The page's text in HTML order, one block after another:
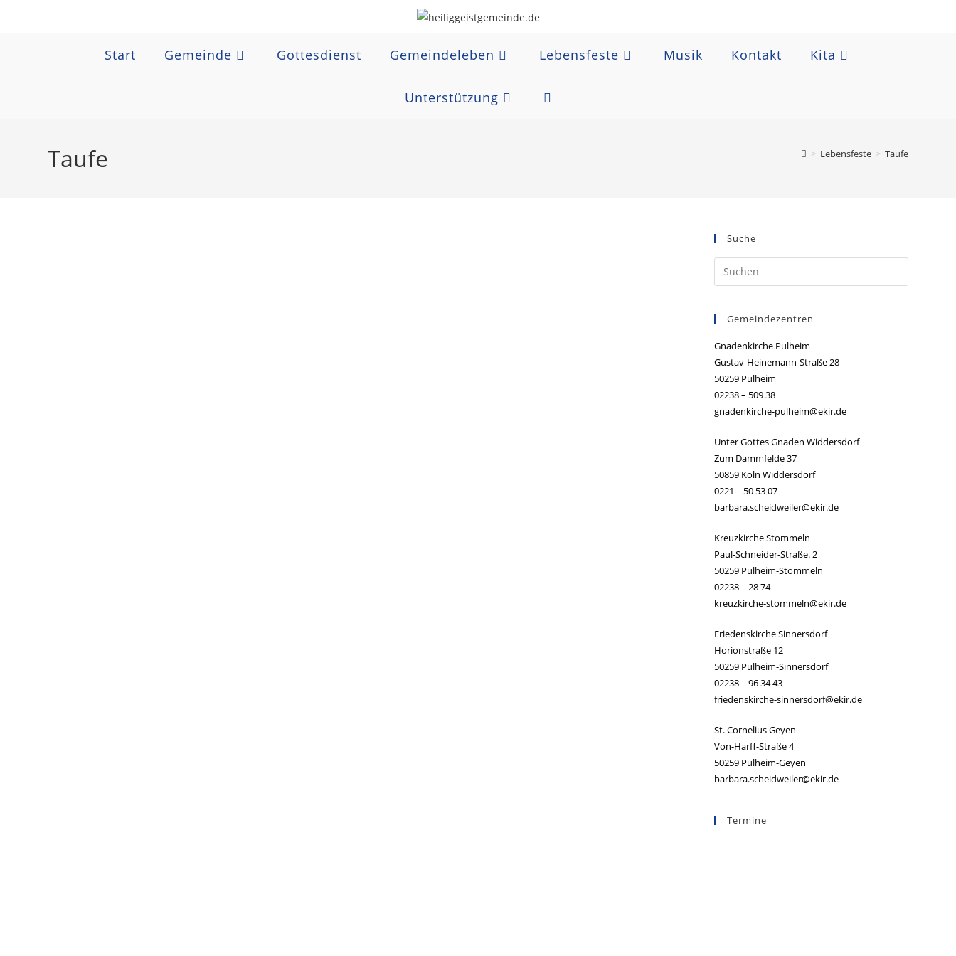
Start Gemeinde Gottesdienst Gemeindeleben Lebensfeste Musik Kontakt Kita
Unterstützung Website-
Taufe > Lebensfeste > Taufe
Suche
Gemeindezentren
Gnadenkirche Pulheim
Gustav-Heinemann-Straße 28
50259 Pulheim
02238 – 509 38
gnadenkirche-pulheim@ekir.de
Unter Gottes Gnaden Widdersdorf
Zum Dammfelde 37
50859 Köln Widdersdorf
0221 – 50 53 07
barbara.scheidweiler@ekir.de
Kreuzkirche Stommeln
Paul-Schneider-Straße. 2
50259 Pulheim-Stommeln
02238 – 28 74
kreuzkirche-stommeln@ekir.de
Friedenskirche Sinnersdorf
Horionstraße 12
50259 Pulheim-Sinnersdorf
02238 – 96 34 43
friedenskirche-sinnersdorf@ekir.de
St. Cornelius Geyen
Von-Harff-Straße 4
50259 Pulheim-Geyen
barbara.scheidweiler@ekir.de
Termine